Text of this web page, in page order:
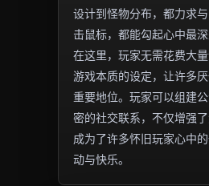
设计到怪物分布，都力求
击鼠标，都能勾起心中最
在这里，玩家无需花费大
游戏本质的设定，让许多
重要地位。玩家可以组建
密的社交联系，不仅增强
成为了许多怀旧玩家心中
动与快乐。